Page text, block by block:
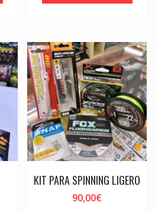
KIT PARA SPINNING LIGERO
90,00€